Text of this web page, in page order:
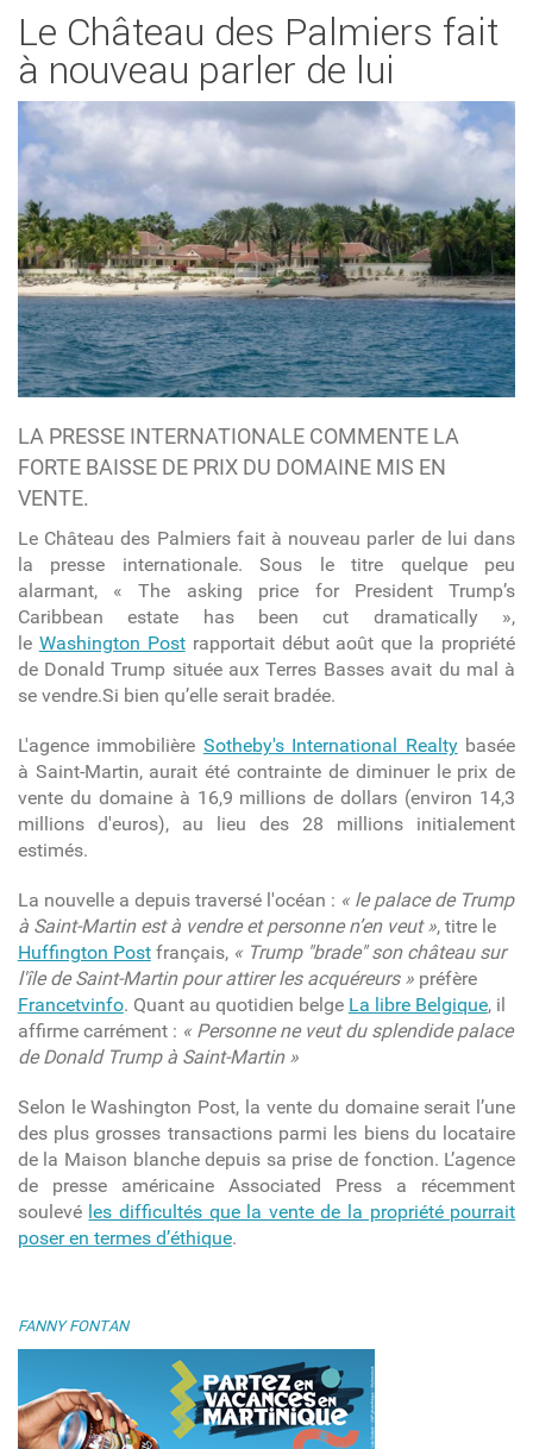
Le Château des Palmiers fait
à nouveau parler de lui
LA PRESSE INTERNATIONALE COMMENTE LA
FORTE BAISSE DE PRIX DU DOMAINE MIS EN
VENTE.
Le Château des Palmiers fait à nouveau parler de lui dans
la presse internationale. Sous le titre quelque peu
alarmant, «The asking price for President Trump’s
Caribbean estate has been cut dramatically »,
le Washington Postrapportait début août que la propriété
de Donald Trump située aux Terres Basses avait du mal à
se vendre.Si bien qu’elle serait bradée.
L'agence immobilière Sotheby's International Realtybasée
à Saint-Martin, aurait été contrainte de diminuer le prix de
vente du domaine à 16,9 millions de dollars (environ 14,3
millions d'euros), au lieu des 28 millions initialement
estimés.
La nouvelle a depuis traversé l'océan : « le palace de Trump
à Saint-Martin est à vendre et personne n’en veut », titre le
Huffington Postfrançais, « Trump "brade" son château sur
l'île de Saint-Martin pour attirer les acquéreurs »préfère
Francetvinfo. Quant au quotidien belge La libre Belgique, il
affirme carrément : « Personne ne veut du splendide palace
de Donald Trump à Saint-Martin »
Selon le Washington Post, la vente du domaine serait l’une
des plus grosses transactions parmi les biens du locataire
de la Maison blanche depuis sa prise de fonction. L’agence
de presse américaine Associated Press a récemment
soulevé les difficultés que la vente de la propriété pourrait
poser en termes d’éthique.
FANNY FONTAN